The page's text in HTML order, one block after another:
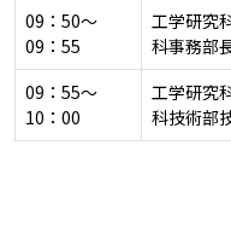
09：50～
09：55
工学研
科事務部
09：55～
10：00
工学研
科技術部